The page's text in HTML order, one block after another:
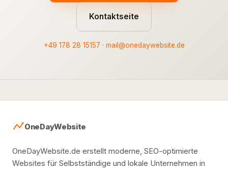
Kontaktseite
+49 178 28 15157 · mail@onedaywebsite.de
OneDayWebsite
OneDayWebsite.de erstellt moderne, SEO-optimierte
Websites für Selbstständige und lokale Unternehmen in